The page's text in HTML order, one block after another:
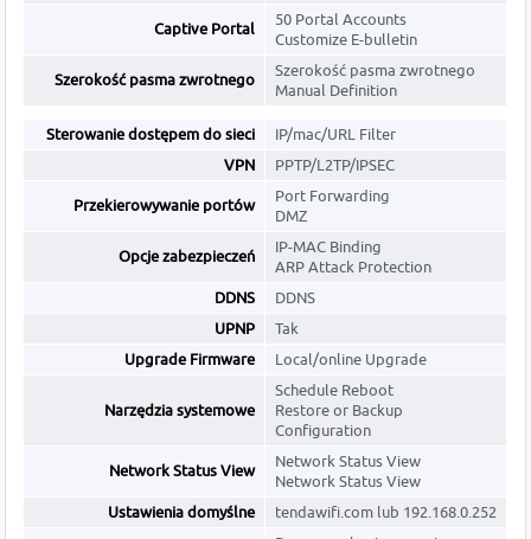
Captive Portal
50 Portal Accounts
Customize E-bulletin
Szerokość pasma zwrotnego
Szerokość pasma zwrotnego
Manual Definition
Sterowanie dostępem do sieci
IP/mac/URL Filter
VPN
PPTP/L2TP/IPSEC
Przekierowywanie portów
Port Forwarding
DMZ
Opcje zabezpieczeń
IP-MAC Binding
ARP Attack Protection
DDNS
DDNS
UPNP
Tak
Upgrade Firmware
Local/online Upgrade
Narzędzia systemowe
Schedule Reboot
Restore or Backup
Configuration
Network Status View
Network Status View
Network Status View
Ustawienia domyślne
tendawifi.com lub 192.168.0.252